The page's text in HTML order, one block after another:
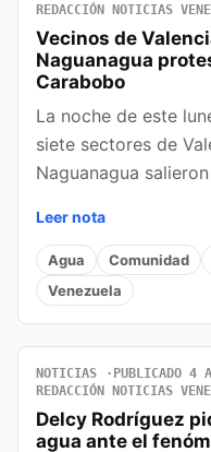
REDACCIÓN NOTICIAS
Vecinos de
Naguanagua
Carabobo
La noche de este
siete sectores de
Naguanagua
Leer nota
Agua Comunidad
Venezuela
NOTICIAS PUBLICADO 4
REDACCIÓN NOTICIAS
Delcy Rodríguez
agua ante el